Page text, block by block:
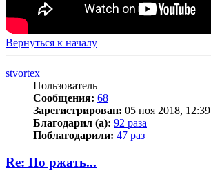
Вернуться к началу
stvortex
Пользователь
Сообщения: 68
Зарегистрирован: 05 ноя 2018, 12:39
Благодарил (а): 92 раза
Поблагодарили: 47 раз
Re: По ржать...